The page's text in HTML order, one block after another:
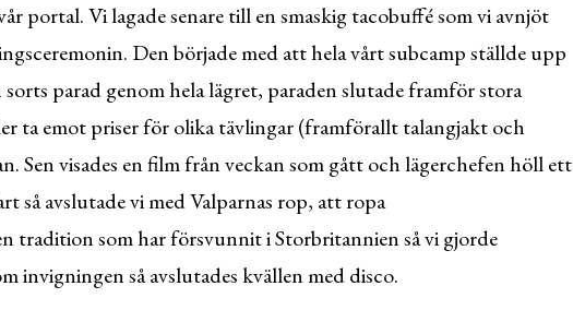
portal. Vi lagade senare till en smaskig tacobuffé som vi avnjöt
Den började med att hela vårt subcamp ställde upp
parad genom hela lägret, paraden slutade framför stora
ta emot priser för olika tävlingar (framförallt talangjakt och
Sen visades en film från veckan som gått och lägerchefen höll ett
så avslutade vi med Valparnas rop, att ropa
tradition som har försvunnit i Storbritannien så vi gjorde
invigningen så avslutades kvällen med disco.